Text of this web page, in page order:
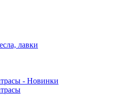
лавки
- Новинки